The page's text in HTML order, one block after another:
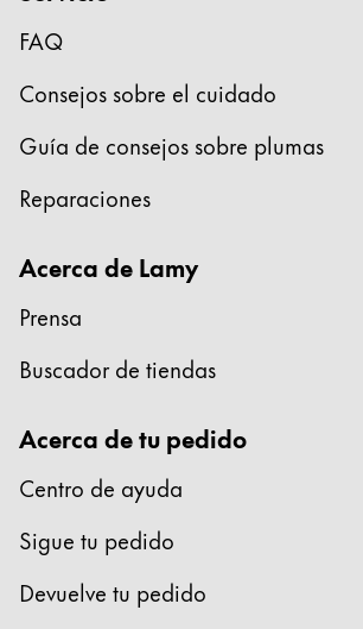
Holiday Special
Ideas para regalos
Sets de regalo
LAMY pico Lx
Grabado
Inspiración
LAMY Community
Escritura creativa con Betty Soldi
Escritura creativa con Betty Soldi
LAMY Stories
LAMY dialog urushi
Acerca de LAMY
FAQ
Consejos sobre el cuidado
Guía de consejos sobre plumas
Reparaciones
Acerca de Lamy
Prensa
Buscador de tiendas
Acerca de tu pedido
Centro de ayuda
Sigue tu pedido
Devuelve tu pedido